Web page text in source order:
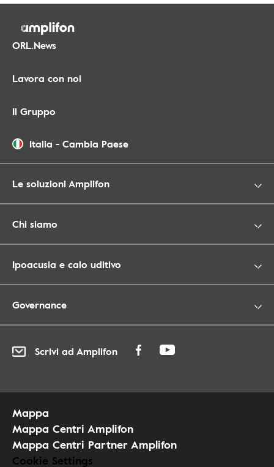
ORL.News
Lavora con noi
Il Gruppo
Italia - Cambia Paese
Le soluzioni Amplifon
Chi siamo
Ipoacusia e calo uditivo
Governance
Scrivi ad Amplifon
Mappa
Mappa Centri Amplifon
Mappa Centri Partner Amplifon
Cookie Settings